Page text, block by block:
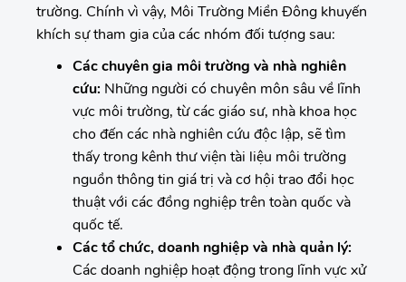
trường. Chính vì vậy, Môi Trường Miền Đông khuyến
khích sự tham gia của các nhóm đối tượng sau:
Các chuyên gia môi trường và nhà nghiên
cứu: Những người có chuyên môn sâu về lĩnh
vực môi trường, từ các giáo sư, nhà khoa học
cho đến các nhà nghiên cứu độc lập, sẽ tìm
thấy trong kênh thư viện tài liệu môi trường
nguồn thông tin giá trị và cơ hội trao đổi học
thuật với các đồng nghiệp trên toàn quốc và
quốc tế.
Các tổ chức, doanh nghiệp và nhà quản lý:
Các doanh nghiệp hoạt động trong lĩnh vực xử